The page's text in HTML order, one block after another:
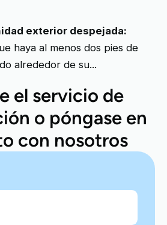
exterior despejada:
haya al menos dos pies de
alrededor de su...
el servicio de
o póngase en
con nosotros